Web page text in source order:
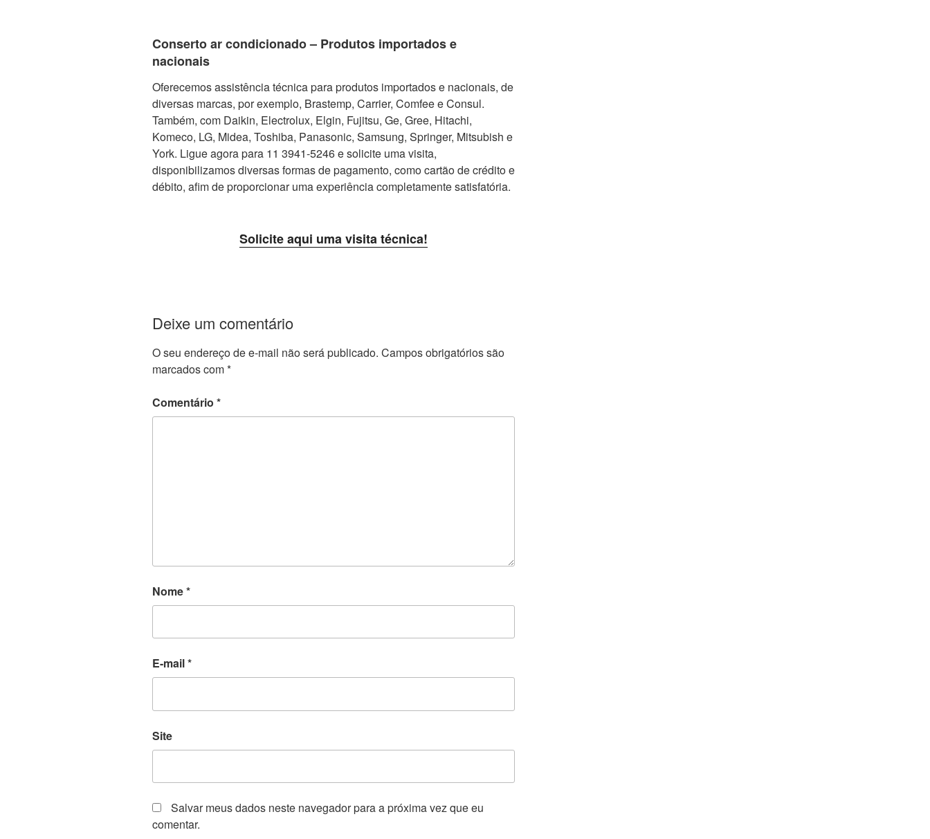
Conserto ar condicionado – Produtos importados e
nacionais
Oferecemos assistência técnica para produtos importados e nacionais, de
diversas marcas, por exemplo, Brastemp, Carrier, Comfee e Consul.
Também, com Daikin, Electrolux, Elgin, Fujitsu, Ge, Gree, Hitachi,
Komeco, LG, Midea, Toshiba, Panasonic, Samsung, Springer, Mitsubish e
York. Ligue agora para 11 3941-5246 e solicite uma visita,
disponibilizamos diversas formas de pagamento, como cartão de crédito e
débito, afim de proporcionar uma experiência completamente satisfatória.
Solicite aqui uma visita técnica!
Deixe um comentário
O seu endereço de e-mail não será publicado. Campos obrigatórios são
marcados com*
Comentário *
Nome*
E-mail*
Site
Salvar meus dados neste navegador para a próxima vez que eu
comentar.